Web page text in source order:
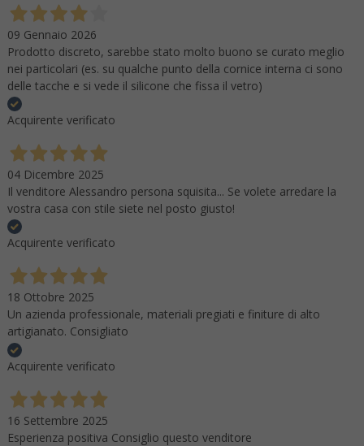
09 Gennaio 2026
Prodotto discreto, sarebbe stato molto buono se curato meglio
nei particolari (es. su qualche punto della cornice interna ci sono
delle tacche e si vede il silicone che fissa il vetro)
Acquirente verificato
04 Dicembre 2025
Il venditore Alessandro persona squisita... Se volete arredare la
vostra casa con stile siete nel posto giusto!
Acquirente verificato
18 Ottobre 2025
Un azienda professionale, materiali pregiati e finiture di alto
artigianato. Consigliato
Acquirente verificato
16 Settembre 2025
Esperienza positiva Consiglio questo venditore